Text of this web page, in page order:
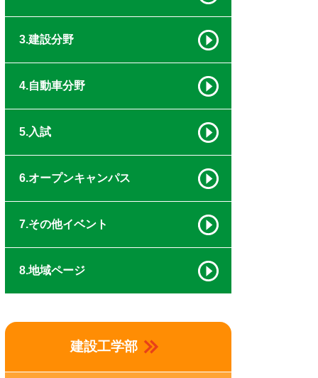
3.建設分野
4.自動車分野
5.入試
6.オープンキャンパス
7.その他イベント
8.地域ページ
建設工学部